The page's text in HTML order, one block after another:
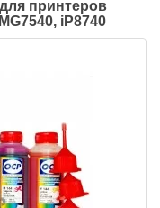
принтеров
iP8740